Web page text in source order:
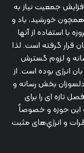
جمعیت نیاز به
خورشید، باد و
با استفاده از آنها
قرار گرفته است. لذا
و لزوم گسترش
انرژی بوده است. از
بخش رسانه و
تازه ای را برای
این حوزه و خصوصاً
و انرژي‌های مثبت